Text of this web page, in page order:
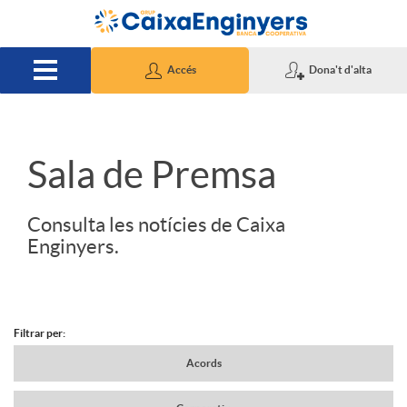
Salta al contingut principal
Accés Dona't d'alta
S
d
Sala de Premsa
Consulta les notícies de Caixa
Enginyers.
N
Filtrar per:
Acords